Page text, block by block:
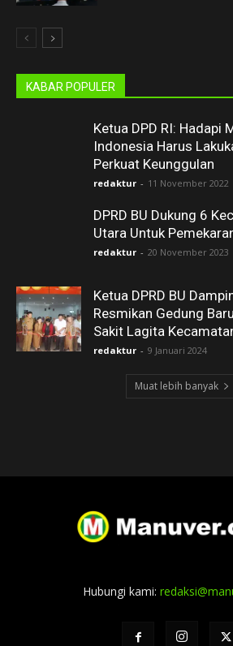
KABAR POPULER
Ketua DPD RI: Hadapi
Indonesia Harus
Perkuat Keunggulan
redaktur - 11 November 2022
DPRD BU Dukung 6
Utara Untuk
redaktur - 20 November 2023
Ketua DPRD BU
Resmikan Gedung
Sakit Lagita
redaktur - 9 Januari 2024
Muat lebih banyak
Hubungi kami: